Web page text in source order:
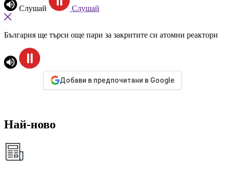
Слушай Слушай
България ще търси още пари за закритите си атомни реактори
Добави в предпочитани в Google
Най-ново